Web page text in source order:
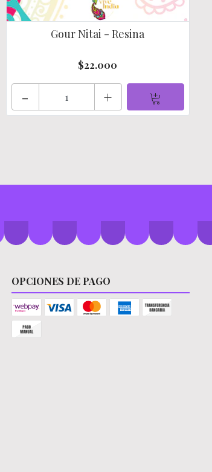
Gour Nitai - Resina
$22.000
- +
OPCIONES DE PAGO